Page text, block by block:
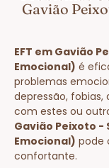
Gavião
EFT em Gavião
Emocional) é
problemas
depressão, fobias,
com estes ou
Gavião Peixoto -
Emocional) pode
confortante.